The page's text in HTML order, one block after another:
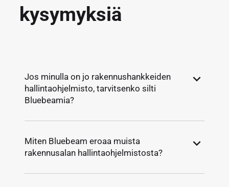
kysymyksiä
Jos minulla on jo rakennushankkeiden
hallintaohjelmisto, tarvitsenko silti
Bluebeamia?
Miten Bluebeam eroaa muista
rakennusalan hallintaohjelmistosta?